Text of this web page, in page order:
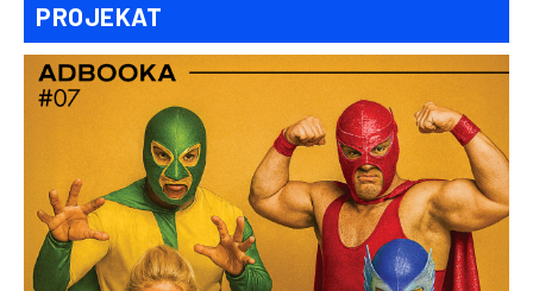
PROJEKAT